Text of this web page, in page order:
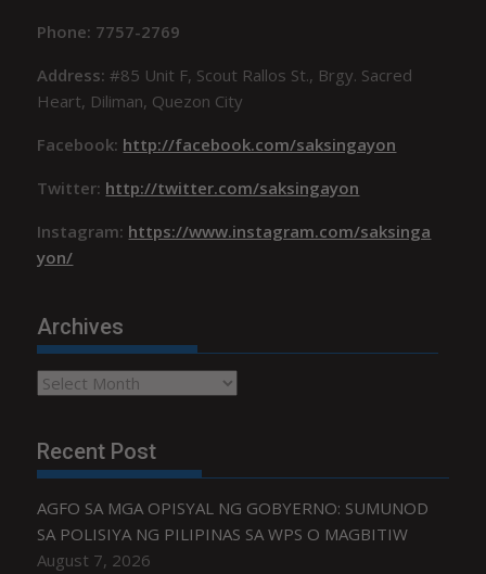
Phone: 7757-2769
Address:#85 Unit F, Scout Rallos St., Brgy. Sacred
Heart, Diliman, Quezon City
Facebook: http://facebook.com/saksingayon
Twitter: http://twitter.com/saksingayon
Instagram: https://www.instagram.com/saksinga
yon/
Archives
Archives
Recent Post
AGFO SA MGA OPISYAL NG GOBYERNO: SUMUNOD
SA POLISIYA NG PILIPINAS SA WPS O MAGBITIW
August 7, 2026